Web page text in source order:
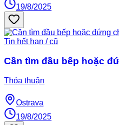
19/8/2025
Tin hết hạn / cũ
Cần tìm đầu bếp hoặc
Thỏa thuận
Ostrava
19/8/2025